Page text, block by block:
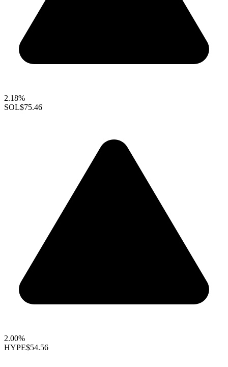
2.18%
SOL$75.46
2.00%
HYPE$54.56